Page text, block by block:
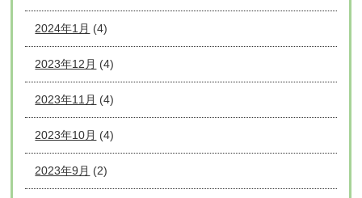
2024年1月 (4)
2023年12月 (4)
2023年11月 (4)
2023年10月 (4)
2023年9月 (2)